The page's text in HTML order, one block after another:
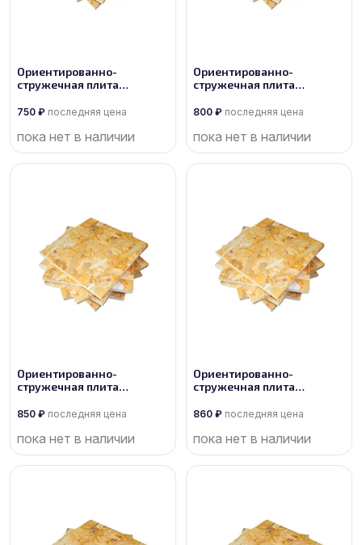
Ориентированно-
стружечная плита
750 ₽ последняя цена
пока нет в наличии
Ориентированно-
стружечная плита
800 ₽ последняя цена
пока нет в наличии
Ориентированно-
стружечная плита
850 ₽ последняя цена
пока нет в наличии
Ориентированно-
стружечная плита
860 ₽ последняя цена
пока нет в наличии